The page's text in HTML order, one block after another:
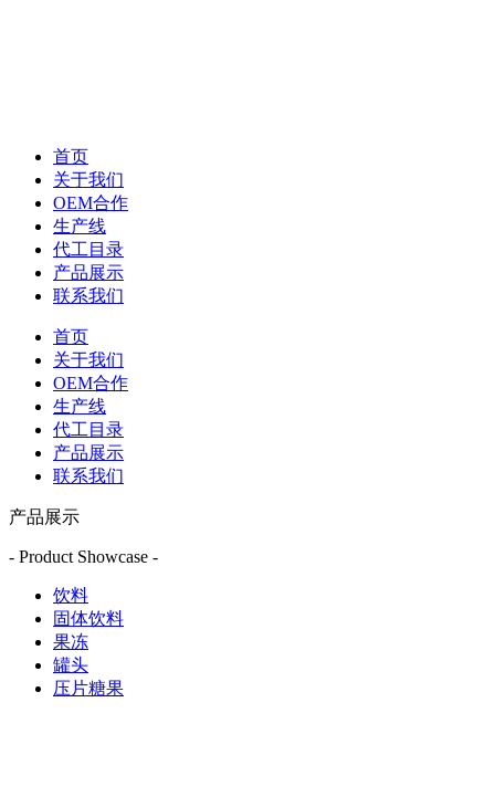
首页
关于我们
OEM合作
生产线
代工目录
产品展示
联系我们
首页
关于我们
OEM合作
生产线
代工目录
产品展示
联系我们
产品展示
- Product Showcase -
饮料
固体饮料
果冻
罐头
压片糖果